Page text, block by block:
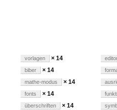
vorlagen × 14
biber × 14
mathe-modus × 14
fonts × 14
überschriften × 14